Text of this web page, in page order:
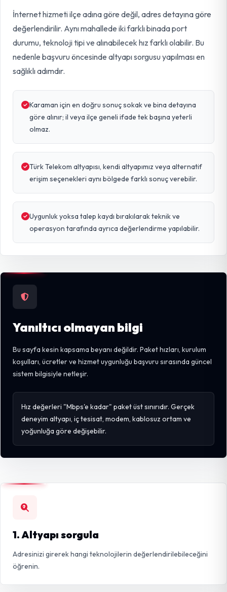
İnternet hizmeti ilçe adına göre değil, adres detayına göre
değerlendirilir. Aynı mahallede iki farklı binada port
durumu, teknoloji tipi ve alınabilecek hız farklı olabilir. Bu
nedenle başvuru öncesinde altyapı sorgusu yapılması en
sağlıklı adımdır.
Karaman için en doğru sonuç sokak ve bina detayına
göre alınır; il veya ilçe geneli ifade tek başına yeterli
olmaz.
Türk Telekom altyapısı, kendi altyapımız veya alternatif
erişim seçenekleri aynı bölgede farklı sonuç verebilir.
Uygunluk yoksa talep kaydı bırakılarak teknik ve
operasyon tarafında ayrıca değerlendirme yapılabilir.
Yanıltıcı olmayan bilgi
Bu sayfa kesin kapsama beyanı değildir. Paket hızları, kurulum
koşulları, ücretler ve hizmet uygunluğu başvuru sırasında güncel
sistem bilgisiyle netleşir.
Hız değerleri "Mbps'e kadar" paket üst sınırıdır. Gerçek
deneyim altyapı, iç tesisat, modem, kablosuz ortam ve
yoğunluğa göre değişebilir.
1. Altyapı sorgula
Adresinizi girerek hangi teknolojilerin değerlendirilebileceğini
öğrenin.